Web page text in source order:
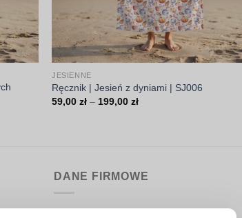
JESIENNE
Ręcznik | Jesień z dyniami | SJ006
59,00zł – 199,00złZakres
DANE FIRMOWE